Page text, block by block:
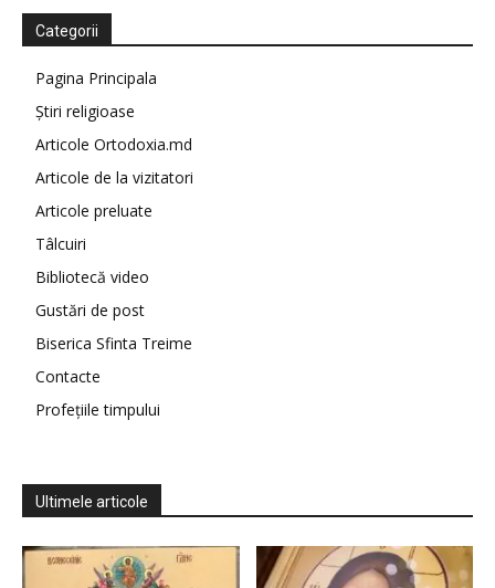
Categorii
Pagina Principala
Știri religioase
Articole Ortodoxia.md
Articole de la vizitatori
Articole preluate
Tâlcuiri
Bibliotecă video
Gustări de post
Biserica Sfinta Treime
Contacte
Profețiile timpului
Ultimele articole